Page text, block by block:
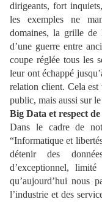
dirigeants, fort
les exemples ne
domaines, la grille de
d’une guerre entre
coupe réglée tous les
leur ont échappé
relation client. Cela est
public, mais aussi sur le
Big Data et respect
Dans le cadre de
“Informatique et
détenir des
d’exceptionnel,
qu’aujourd’hui nous
l’industrie et des